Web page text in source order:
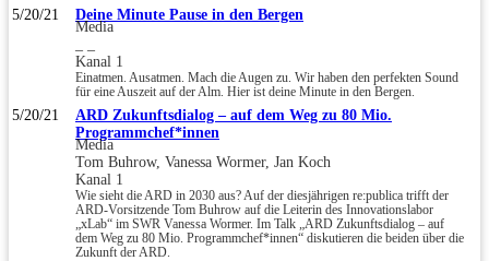
5/20/21 Deine Minute Pause in den Bergen
Media
Kanal 1
Einatmen. Ausatmen. Mach die Augen zu. Wir haben den perfekten Sound
für eine Auszeit auf der Alm. Hier ist deine Minute in den Bergen.
5/20/21
ARD Zukunftsdialog – auf dem Weg zu 80 Mio.
Programmchef*innen
Media
Tom Buhrow, Vanessa Wormer, Jan Koch
Kanal 1
Wie sieht die ARD in 2030 aus? Auf der diesjährigen re:publica trifft der
ARD-Vorsitzende Tom Buhrow auf die Leiterin des Innovationslabor
„xLab“ im SWR Vanessa Wormer. Im Talk „ARD Zukunftsdialog – auf
dem Weg zu 80 Mio. Programmchef*innen“ diskutieren die beiden über die
Zukunft der ARD.